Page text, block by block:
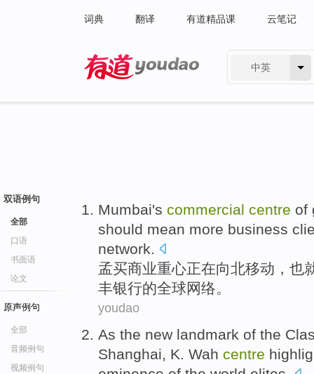
词典 翻译 有道精品课 云笔记
中英
双语例句
全部
口语
书面语
论文
原声例句
全部
音频例句
视频例句
Mumbai's commercial centre of
should mean more business
network.
孟买商业重心正在向北移动， 也
丰银行的全球网络。
youdao
As the new landmark of the
Shanghai, K. Wah centre